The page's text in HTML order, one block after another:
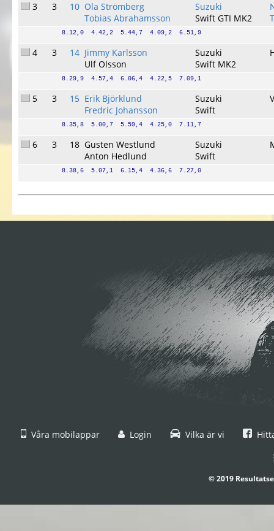
3 3 10 Ola Strömberg
Tobias Abrahamsson
Suzuki
Swift GTI MK2
8.12,0  4.42,2  5.44,7  4.09,2  6.51,9
4 3 14 Jimmy Karlsson
Ulf Olsson
Suzuki
Swift MK2
8.29,9  4.57,4  6.06,4  4.22,5  7.09,1
5 3 15 Erik Björklund
Fredric Johansson
Suzuki
Swift
8.35,8  5.00,7  5.59,4  4.25,0  7.11,7
6 3 18 Gusten Westlund
Anton Hedlund
Suzuki
Swift
8.38,6  5.07,1  6.15,4  4.36,6  7.27,0
Våra mobilappar Login Vilka är vi
© 2019